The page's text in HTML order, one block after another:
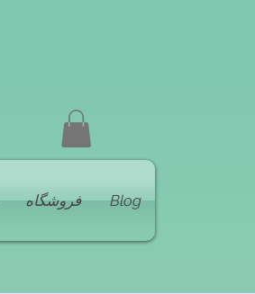
فروشگاه Blog